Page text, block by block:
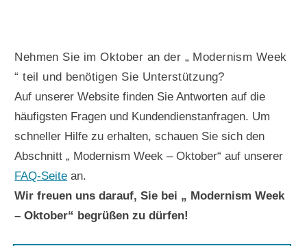
Nehmen Sie im Oktober an der „ Modernism Week
“ teil und benötigen Sie Unterstützung?
Auf unserer Website finden Sie Antworten auf die
häufigsten Fragen und Kundendienstanfragen. Um
schneller Hilfe zu erhalten, schauen Sie sich den
Abschnitt „ Modernism Week – Oktober“ auf unserer
FAQ-Seite an.
Wir freuen uns darauf, Sie bei „ Modernism Week
– Oktober“ begrüßen zu dürfen!